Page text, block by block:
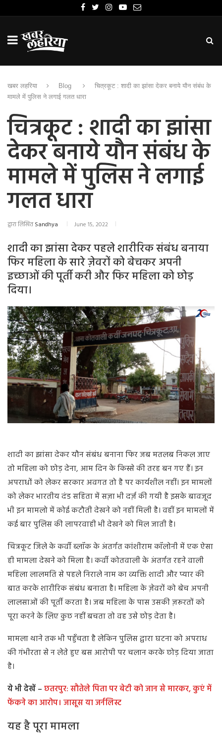
खबर लहरिया Blog
चित्रकूट : शादी का झांसा देकर बनाये यौन संबंध के
मामले में पुलिस ने लगाई गलत धारा
चित्रकूट : शादी का झांसा
देकर बनाये यौन संबंध के
मामले में पुलिस ने लगाई
गलत धारा
द्वारा लिखितSandhya June 15, 2022
शादी का झांसा देकर पहले शारीरिक संबंध बनाया
फिर महिला के सारे ज़ेवरों को बेचकर अपनी
इच्छाओं की पूर्ती करी और फिर महिला को छोड़
दिया।
शादी का झांसा देकर यौन संबंध बनाना फिर जब मतलब निकल जाए
तो महिला को छोड़ देना, आम दिन के किस्से की तरह बन गए हैं। इन
अपराधों को लेकर सरकार अवगत तो है पर कार्यशील नहीं। इन मामलों
को लेकर भारतीय दंड सहिता में सज़ा भी दर्ज़ की गयी है इसके बावजूद
भी इन मामलो में कोई कटौती देखने को नहीं मिली है। वहीं इन मामलों में
कई बार पुलिस की लापरवाही भी देखने को मिल जाती है।
चित्रकूट जिले के कर्वी ब्लॉक के अंतर्गत कांशीराम कॉलोनी में एक ऐसा
ही मामला देखने को मिला है। कर्वी कोतवाली के अंतर्गत रहने वाली
महिला लालमति से पहले निराले नाम का व्यक्ति शादी और प्यार की
बात करके शारीरिक संबंध बनाता है। महिला के ज़ेवरों को बेच अपनी
लालसाओं की पूर्ती करता है। जब महिला के पास उसकी ज़रूरतों को
पूरा करने के लिए कुछ नहीं बचता तो वह उसे छोड़ देता है।
मामला थाने तक भी पहुँचता है लेकिन पुलिस द्वारा घटना को अपराध
की गंभीरता से न लेते हुए बस आरोपी पर चलान करके छोड़ दिया जाता
है।
ये भी देखें –छतरपुर: सौतेले पिता पर बेटी को जान से मारकर, कुएं में
फेंकने का आरोप। जासूस या जर्नलिस्ट
यह है पूरा मामला